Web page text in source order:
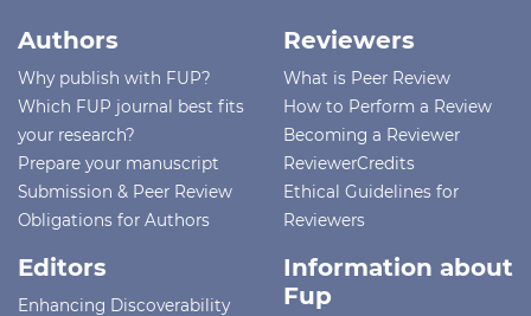
Authors
Why publish with FUP?
Which FUP journal best fits
your research?
Prepare your manuscript
Submission & Peer Review
Obligations for Authors
Reviewers
What is Peer Review
How to Perform a Review
Becoming a Reviewer
ReviewerCredits
Ethical Guidelines for
Reviewers
Editors
Enhancing Discoverability
Information about
Fup